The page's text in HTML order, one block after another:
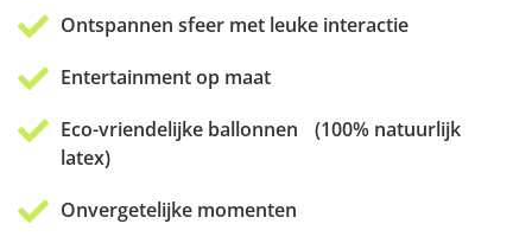
Ontspannen sfeer met leuke interactie
Entertainment op maat
Eco-vriendelijke ballonnen (100% natuurlijk
latex)
Onvergetelijke momenten